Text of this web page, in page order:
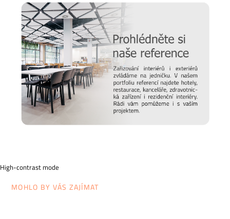
starat o různé typy povrchu a čemu se naopak vyvarovat >>
péče o nábytek.
High-contrast mode
MOHLO BY VÁS ZAJÍMAT